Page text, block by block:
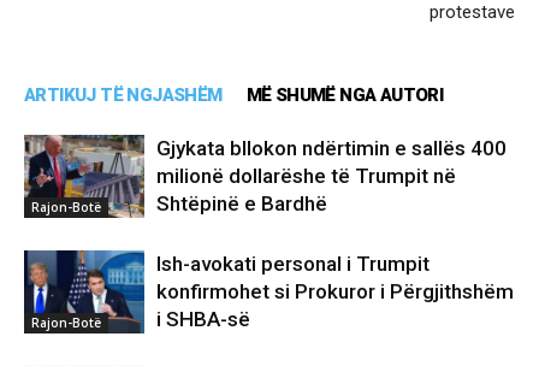
protestave
ARTIKUJ TË NGJASHËM MË SHUMË NGA AUTORI
Rajon-Botë
Gjykata bllokon ndërtimin e sallës 400
milionë dollarëshe të Trumpit në
Shtëpinë e Bardhë
Rajon-Botë
Ish-avokati personal i Trumpit
konfirmohet si Prokuror i Përgjithshëm
i SHBA-së